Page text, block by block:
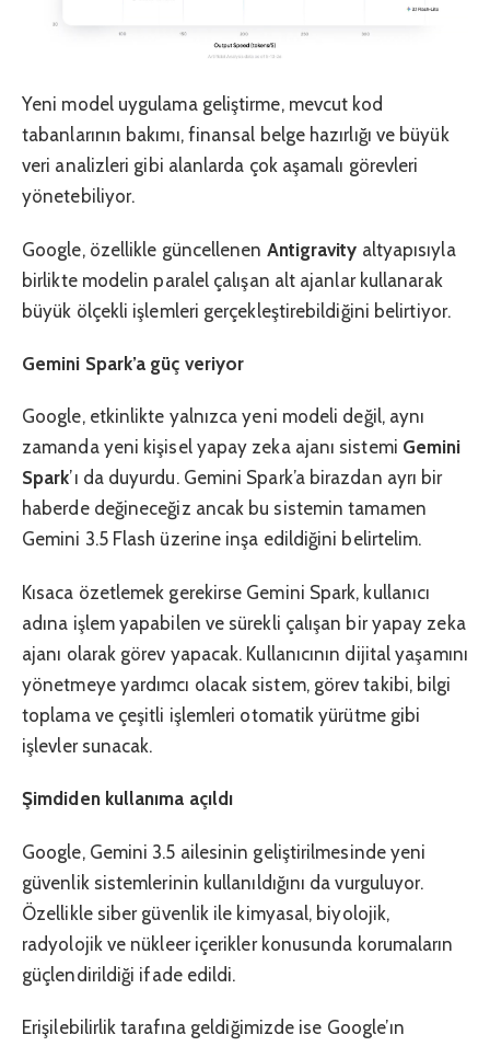
Yeni model uygulama geliştirme, mevcut kod
tabanlarının bakımı, finansal belge hazırlığı ve büyük
veri analizleri gibi alanlarda çok aşamalı görevleri
yönetebiliyor.
Google, özellikle güncellenen Antigravity altyapısıyla
birlikte modelin paralel çalışan alt ajanlar kullanarak
büyük ölçekli işlemleri gerçekleştirebildiğini belirtiyor.
Gemini Spark’a güç veriyor
Google, etkinlikte yalnızca yeni modeli değil, aynı
zamanda yeni kişisel yapay zeka ajanı sistemi Gemini
Spark’ı da duyurdu. Gemini Spark’a birazdan ayrı bir
haberde değineceğiz ancak bu sistemin tamamen
Gemini 3.5 Flash üzerine inşa edildiğini belirtelim.
Kısaca özetlemek gerekirse Gemini Spark, kullanıcı
adına işlem yapabilen ve sürekli çalışan bir yapay zeka
ajanı olarak görev yapacak. Kullanıcının dijital yaşamını
yönetmeye yardımcı olacak sistem, görev takibi, bilgi
toplama ve çeşitli işlemleri otomatik yürütme gibi
işlevler sunacak.
Şimdiden kullanıma açıldı
Google, Gemini 3.5 ailesinin geliştirilmesinde yeni
güvenlik sistemlerinin kullanıldığını da vurguluyor.
Özellikle siber güvenlik ile kimyasal, biyolojik,
radyolojik ve nükleer içerikler konusunda korumaların
güçlendirildiği ifade edildi.
Erişilebilirlik tarafına geldiğimizde ise Google’ın